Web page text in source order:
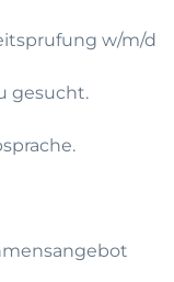
w/m/d
gesucht.